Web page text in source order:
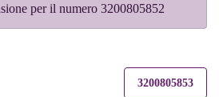
per il numero 3200805852
3200805853